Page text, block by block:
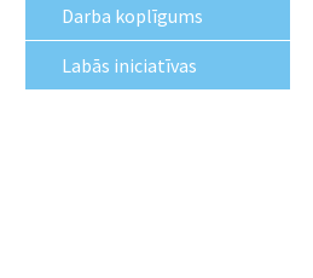
Darba koplīgums
Labās iniciatīvas